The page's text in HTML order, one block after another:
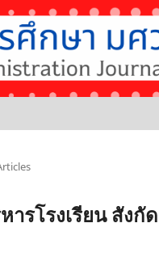
รโรงเรียน สังกัด